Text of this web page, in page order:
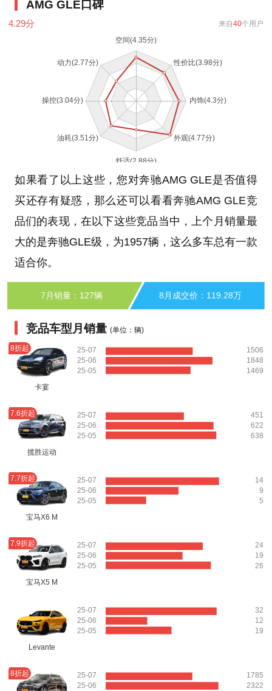
AMG GLE口碑
4.29分 来自40个用户
如果看了以上这些，您对奔驰AMG GLE是否值得
买还存有疑惑，那么还可以看看奔驰AMG GLE竞
品们的表现，在以下这些竞品当中，上个月销量最
大的是奔驰GLE级，为1957辆，这么多车总有一款
适合你。
7月销量：127辆 8月成交价：119.28万
竞品车型月销量 (单位：辆)
8折起
卡宴
25-07
25-06
25-05
1506
1848
1469
7.6折起
揽胜运动
25-07
25-06
25-05
451
622
638
7.7折起
宝马X6 M
25-07
25-06
25-05
14
9
5
7.9折起
宝马X5 M
25-07
25-06
25-05
24
19
26
Levante
25-07
25-06
25-05
32
12
19
8折起
25-07
25-06
1785
2322